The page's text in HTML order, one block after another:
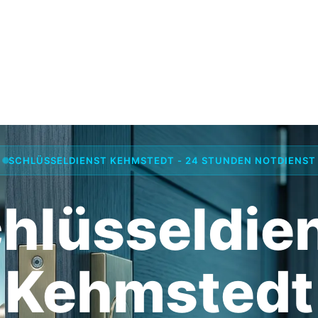
SCHLÜSSELDIENST KEHMSTEDT - 24 STUNDEN NOTDIENST
Kehmstedt